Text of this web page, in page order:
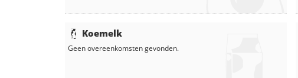
Koemelk
Geen overeenkomsten gevonden.